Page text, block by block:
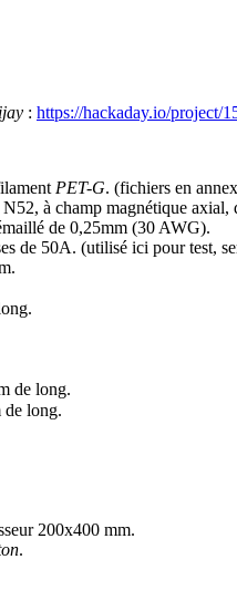
: https://hackaday.io/project/
PET-G. (fichiers en
à champ magnétique axial,
de 0,25mm (30 AWG).
de 50A. (utilisé ici pour test,
de long.
long.
200x400 mm.
.